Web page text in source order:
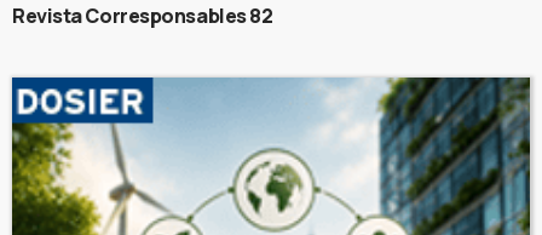
Revista Corresponsables 82